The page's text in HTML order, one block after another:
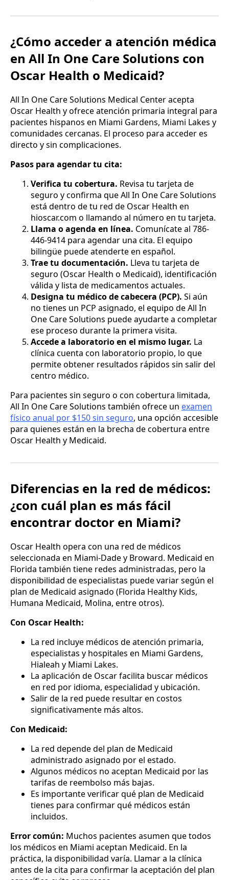
¿Cómo acceder a atención médica
en All In One Care Solutions con
Oscar Health o Medicaid?
All In One Care Solutions Medical Center acepta
Oscar Health y ofrece atención primaria integral para
pacientes hispanos en Miami Gardens, Miami Lakes y
comunidades cercanas. El proceso para acceder es
directo y sin complicaciones.
Pasos para agendar tu cita:
Verifica tu cobertura. Revisa tu tarjeta de
seguro y confirma que All In One Care Solutions
está dentro de tu red de Oscar Health en
hioscar.com o llamando al número en tu tarjeta.
Llama o agenda en línea. Comunícate al 786-
446-9414 para agendar una cita. El equipo
bilingüe puede atenderte en español.
Trae tu documentación. Lleva tu tarjeta de
seguro (Oscar Health o Medicaid), identificación
válida y lista de medicamentos actuales.
Designa tu médico de cabecera (PCP). Si aún
no tienes un PCP asignado, el equipo de All In
One Care Solutions puede ayudarte a completar
ese proceso durante la primera visita.
Accede a laboratorio en el mismo lugar. La
clínica cuenta con laboratorio propio, lo que
permite obtener resultados rápidos sin salir del
centro médico.
Para pacientes sin seguro o con cobertura limitada,
All In One Care Solutions también ofrece un examen
físico anual por $150 sin seguro, una opción accesible
para quienes están en la brecha de cobertura entre
Oscar Health y Medicaid.
Diferencias en la red de médicos:
¿con cuál plan es más fácil
encontrar doctor en Miami?
Oscar Health opera con una red de médicos
seleccionada en Miami-Dade y Broward. Medicaid en
Florida también tiene redes administradas, pero la
disponibilidad de especialistas puede variar según el
plan de Medicaid asignado (Florida Healthy Kids,
Humana Medicaid, Molina, entre otros).
Con Oscar Health:
La red incluye médicos de atención primaria,
especialistas y hospitales en Miami Gardens,
Hialeah y Miami Lakes.
La aplicación de Oscar facilita buscar médicos
en red por idioma, especialidad y ubicación.
Salir de la red puede resultar en costos
significativamente más altos.
Con Medicaid:
La red depende del plan de Medicaid
administrado asignado por el estado.
Algunos médicos no aceptan Medicaid por las
tarifas de reembolso más bajas.
Es importante verificar qué plan de Medicaid
tienes para confirmar qué médicos están
incluidos.
Error común: Muchos pacientes asumen que todos
los médicos en Miami aceptan Medicaid. En la
práctica, la disponibilidad varía. Llamar a la clínica
antes de la cita para confirmar la aceptación del plan